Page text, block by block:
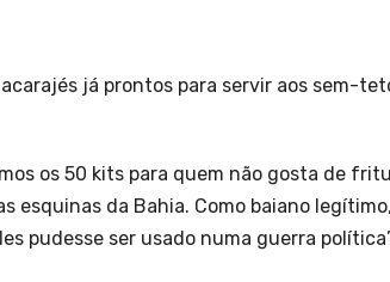
já prontos para servir aos sem-
os 50 kits para quem não gosta de
esquinas da Bahia. Como baiano
pudesse ser usado numa guerra